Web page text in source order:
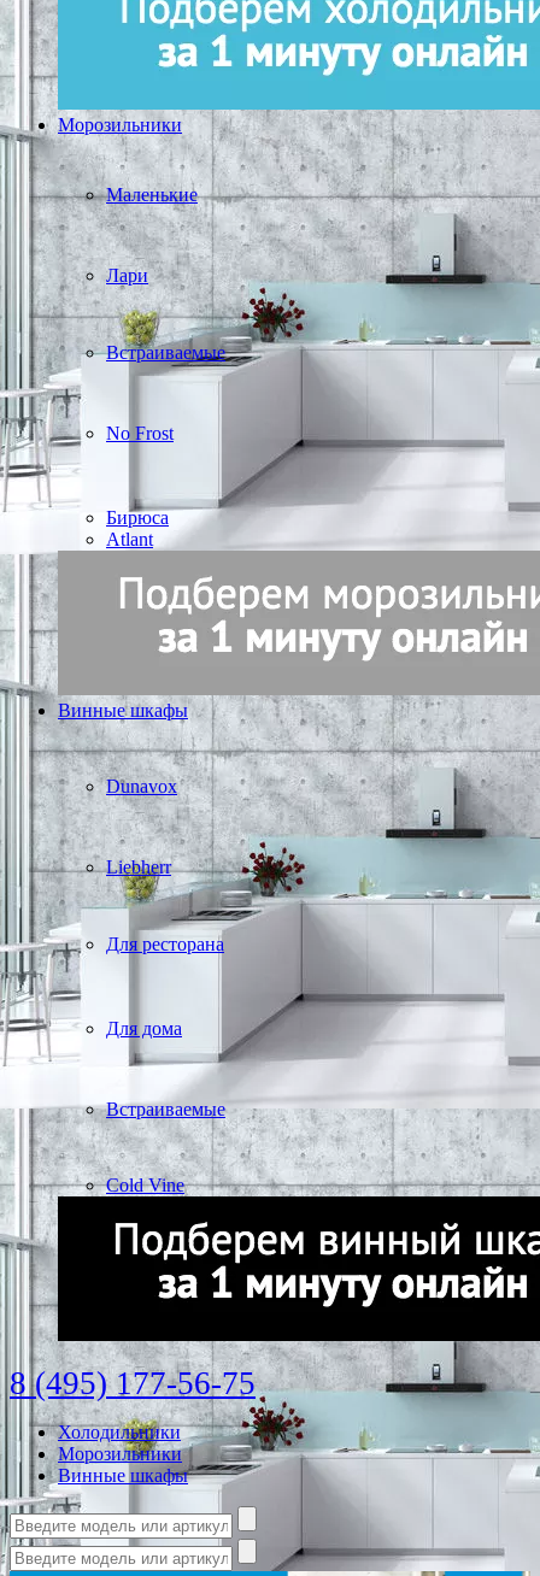
Морозильники
Маленькие
Лари
Встраиваемые
No Frost
Бирюса
Atlant
Винные шкафы
Dunavox
Liebherr
Для ресторана
Для дома
Встраиваемые
Cold Vine
8 (495) 177-56-75
Холодильники
Морозильники
Винные шкафы